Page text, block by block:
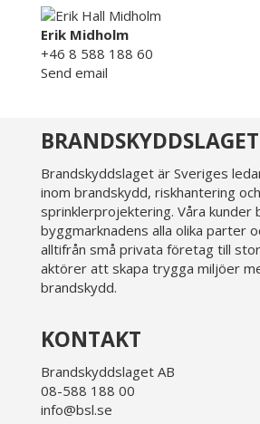
Erik Midholm
+46 8 588 188 60
Send email
BRANDSKYDDSLAGET
Brandskyddslaget är Sveriges
inom brandskydd, riskhantering och
sprinklerprojektering. Våra kunder
byggmarknadens alla olika parter
alltifrån små privata företag till
aktörer att skapa trygga miljöer
brandskydd.
KONTAKT
Brandskyddslaget AB
08-588 188 00
info@bsl.se